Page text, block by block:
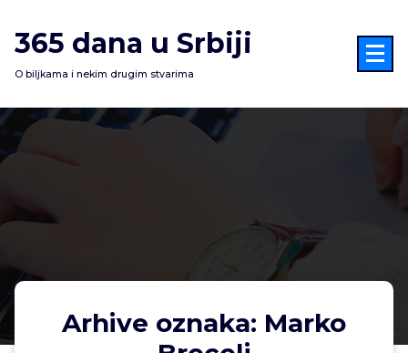
na
sadržaj
365 dana u Srbiji
O biljkama i nekim drugim stvarima
Arhive oznaka: Marko